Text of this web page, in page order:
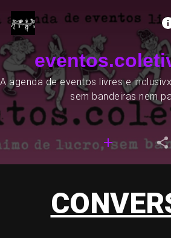
A agenda de eventos livres e
sem bandeiras nem